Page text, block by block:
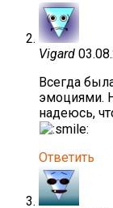
Vigard
Всегда
эмоциями.
надеюсь,
Ответить